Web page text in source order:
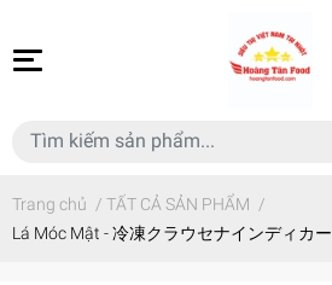
Trang chủ / TẤT CẢ SẢN PHẨM /
Lá Móc Mật - 冷凍クラウセナインディカー